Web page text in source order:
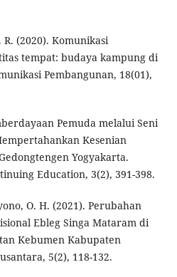
(2020). Komunikasi
tempat: budaya kampung di
Pembangunan, 18(01),
Pemuda melalui Seni
Kesenian
Yogyakarta.
Education, 3(2), 391-398.
O. H. (2021). Perubahan
Ebleg Singa Mataram di
Kebumen Kabupaten
5(2), 118-132.